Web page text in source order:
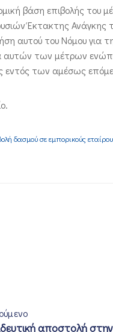
βάση επιβολής του
Έκτακτης
αυτού του Νόμου για
των μέτρων
εντός των αμέσως
δασμού σε εμπορικούς
αποστολή